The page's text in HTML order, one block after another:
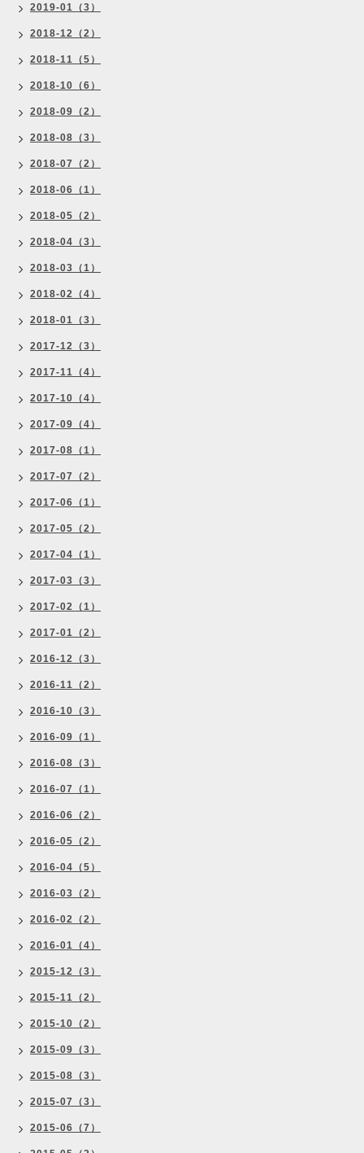
2019-01（3）
2018-12（2）
2018-11（5）
2018-10（6）
2018-09（2）
2018-08（3）
2018-07（2）
2018-06（1）
2018-05（2）
2018-04（3）
2018-03（1）
2018-02（4）
2018-01（3）
2017-12（3）
2017-11（4）
2017-10（4）
2017-09（4）
2017-08（1）
2017-07（2）
2017-06（1）
2017-05（2）
2017-04（1）
2017-03（3）
2017-02（1）
2017-01（2）
2016-12（3）
2016-11（2）
2016-10（3）
2016-09（1）
2016-08（3）
2016-07（1）
2016-06（2）
2016-05（2）
2016-04（5）
2016-03（2）
2016-02（2）
2016-01（4）
2015-12（3）
2015-11（2）
2015-10（2）
2015-09（3）
2015-08（3）
2015-07（3）
2015-06（7）